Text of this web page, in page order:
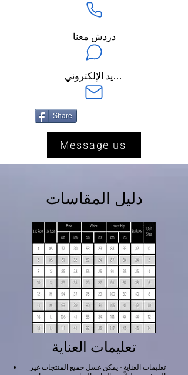
دردش معنا
ارسل لنا عبر البريد الإلكتروني
Share
Message us
دليل المقاسات
تعليمات العناية
تعليمات العناية - يمكن غسل جميع المنتجات غير